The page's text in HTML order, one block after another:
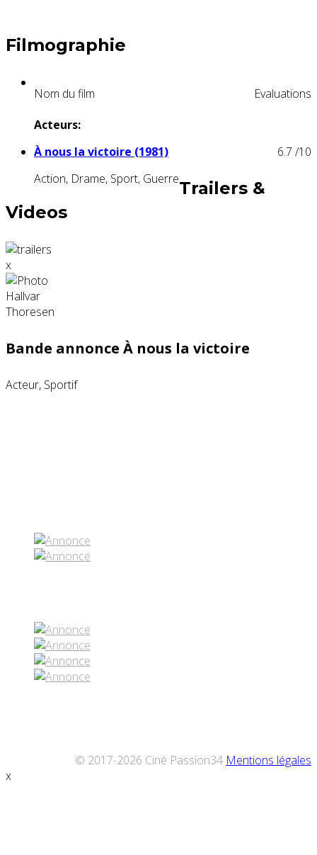
Filmographie
Nom du film
Evaluations
Acteurs:
À nous la victoire (1981)
Action, Drame, Sport, Guerre
6.7 /10
Trailers &
Videos
x
Bande annonce À nous la victoire
Acteur, Sportif
© 2017-2026 Ciné Passion34 Mentions légales
x